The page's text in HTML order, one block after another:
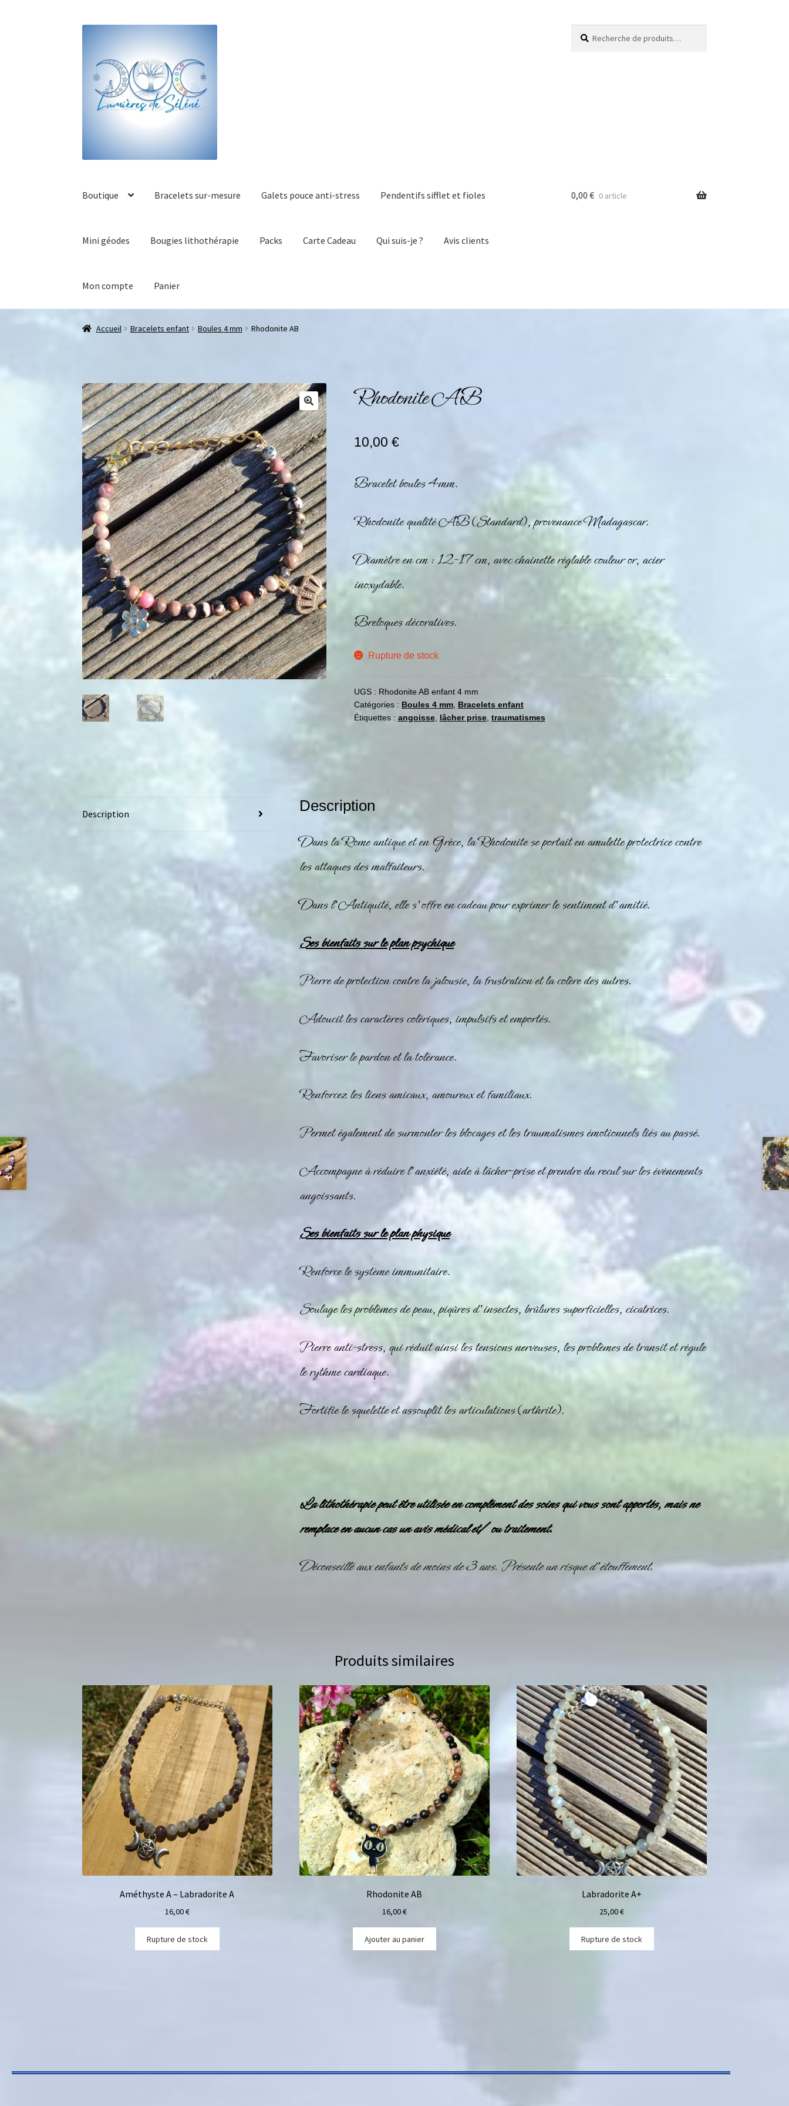
Boutique Bracelets sur-mesure Galets pouce anti-stress Pendentifs sifflet et fioles
Mini géodes Bougies lithothérapie Packs Carte Cadeau Qui suis-je ? Avis clients
Mon compte Panier
0,00 € 0 article
Accueil Bracelets enfant Boules 4 mm Rhodonite AB
Rhodonite AB
10,00 €
Bracelet boules 4mm.
Rhodonite qualité AB (Standard), provenance Madagascar.
Diamètre en cm : 12-17 cm, avec chainette réglable couleur or, acier
inoxydable.
Breloques décoratives.
Rupture de stock
UGS : Rhodonite AB enfant 4 mm
Catégories : Boules 4 mm, Bracelets enfant
Étiquettes : angoisse, lâcher prise, traumatismes
Description Description
Dans la Rome antique et en Grèce, laRhodonitese portait en amulette protectrice contre
les attaques des malfaiteurs.
Dans l’Antiquité, elle s’offre en cadeau pour exprimer le sentiment d’amitié.
Ses bienfaits sur le plan psychique
Pierre de protection contre la jalousie, la frustration et la colère des autres.
Adoucit les caractères colériques, impulsifs et emportés.
Favoriser le pardon et la tolérance.
Renforcez les liens amicaux, amoureux et familiaux.
Permet également de surmonter les blocages et les traumatismes émotionnels liés au passé.
Accompagne à réduire l’anxiété, aide à lâcher-prise et prendre du recul sur les événements
angoissants.
Ses bienfaits sur le plan physique
Renforce le système immunitaire.
Soulage les problèmes de peau, piqûres d’insectes, brûlures superficielles, cicatrices.
Pierre anti-stress, qui réduit ainsi les tensions nerveuses, les problèmes de transit et régule
le rythme cardiaque.
Fortifie le squelette et assouplit les articulations (arthrite).
La lithothérapie peut être utilisée en complément des soins qui vous sont apportés, mais ne
remplace en aucun cas un avis médical et/ ou traitement.
Déconseillé aux enfants de moins de 3 ans. Présente un risque d’étouffement.
Produits similaires
Améthyste A – Labradorite A
16,00€
Rupture de stock
Rhodonite AB
16,00€
Ajouter au panier
Labradorite A+
25,00€
Rupture de stock